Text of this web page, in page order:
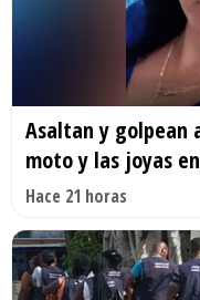
Asaltan y golpean
moto y las joyas
Hace 21 horas